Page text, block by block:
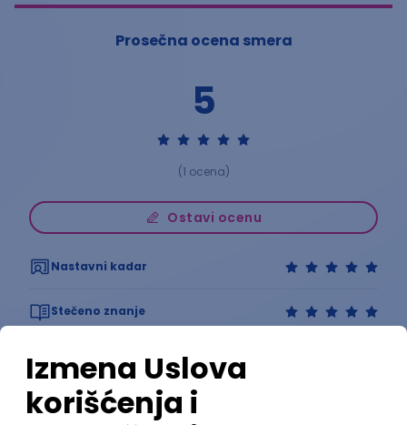
Prosečna ocena smera
5
(1 ocena)
Ostavi ocenu
Nastavni kadar
Stečeno znanje
Karijerne mogućnosti